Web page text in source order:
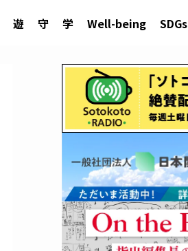
遊 守 学 Well-being SDGs